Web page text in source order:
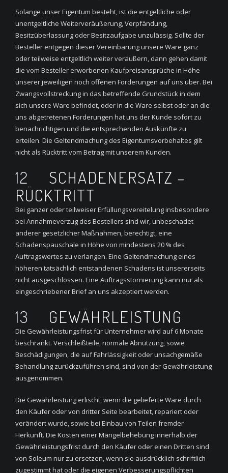
Solange unser Eigentum besteht, ist die entgeltliche oder
unentgeltliche Weiterveräußerung, Verpfändung,
Besitzüberlassung oder Besitzaufgabe unzulässig. Sollte der
Besteller entgegen dieser Vereinbarung unsere Ware ganz
oder teilweise entgeltlich weiter veräußern, dann gehen damit
die vom Besteller erworbenen Kaufpreisansprüche in Höhe
unserer jeweiligen noch offenen Forderungen auf uns über. Bei
Zwangsvollstreckung in das betreffende Grundstück in dem
sich unsere Ware befindet, oder in die Ware selbst oder an die
uns abgetretenen Forderungen hat uns der Kunde sofort zu
benachrichtigen und die entsprechenden Auskünfte zu
erteilen. Die Geltendmachung des Eigentumsvorbehaltes gilt
nicht als Rücktritt vom Betrag mit unserem Kunden.
12 SCHADENERSATZ –
RÜCKTRITT
Bei ganzer oder teilweiser Erfüllungsvereitelung insbesondere
bei Annahmeverzug des Bestellers sind wir, unbeschadet
anderer gesetzlicher Maßnahmen, berechtigt, eine
Schadenspauschale in Höhe von mindestens 20 % des
Auftragswertes zu verlangen. Eine Geltendmachung eines
höheren tatsächlich entstandenen Schadens ist unsererseits
nicht ausgeschlossen. Eine Auftragsstornierung kann nur als
eingeschriebener Brief an uns akzeptiert werden.
13 GEWÄHRLEISTUNG
Die Gewährleistungsfrist für Unternehmer wird auf 6 Monate
beschränkt. Verschleißteile, normale Abnützung, sowie
Beschädigungen, die auf Fahrlässigkeit oder unsachgemäße
Behandlung zurückzuführen sind, sind von der Gewährleistung
ausgenommen.
Die Gewährleistung erlischt, wenn die gelieferte Ware durch
den Käufer oder von dritter Seite bearbeitet, repariert oder
verändert wurde, sowie bei Einbau von Teilen fremder
Herkunft. Die Kosten einer Mängelbehebung innerhalb der
Gewährleistungsfrist durch den Käufer oder einen Dritten sind
von Soleum nur zu ersetzen, wenn sie ausdrücklich schriftlich
zugestimmt hat oder die eigenen Verbesserungspflichten